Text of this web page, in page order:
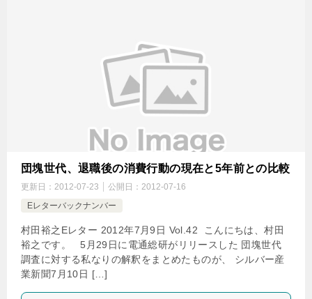
団塊世代、退職後の消費行動の現在と5年前との比較
更新日： 2012-07-23 公開日： 2012-07-16
Eレターバックナンバー
村田裕之Eレター 2012年7月9日 Vol.42 こんにちは、村田
裕之です。 5月29日に電通総研がリリースした 団塊世代
調査に対する私なりの解釈をまとめたものが、 シルバー産
業新聞7月10日 […]